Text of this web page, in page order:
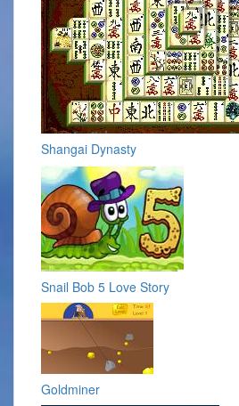
Shangai Dynasty
Snail Bob 5 Love Story
Goldminer